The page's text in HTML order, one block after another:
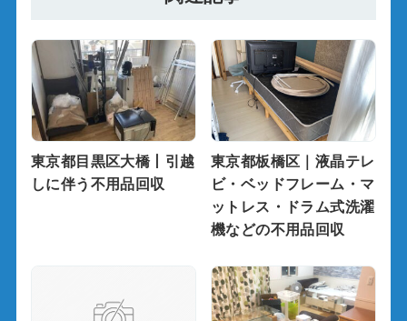
東京都目黒区大橋丨引越
しに伴う不用品回収
東京都板橋区｜液晶テレ
ビ・ベッドフレーム・マ
ットレス・ドラム式洗濯
機などの不用品回収